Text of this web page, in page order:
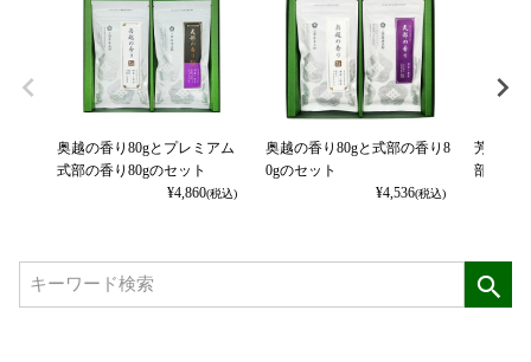
奥越の香り80gとプレミアム
式部の香り80gのセット
¥4,860(税込)
奥越の香り80gと式部の香り8
0gのセット
¥4,536(税込)
芳潤の
部の香